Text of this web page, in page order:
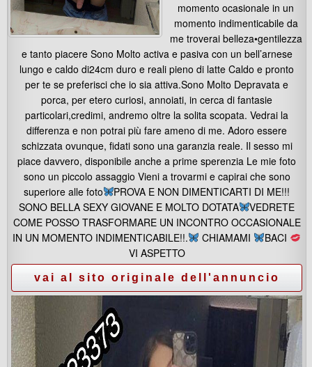
momento ocasionale in un
momento indimenticabile da
me troverai belleza•gentilezza
e tanto piacere Sono Molto activa e pasiva con un bell’arnese
lungo e caldo di24cm duro e reali pieno di latte Caldo e pronto
per te se preferisci che io sia attiva.Sono Molto Depravata e
porca, per etero curiosi, annoiati, in cerca di fantasie
particolari,credimi, andremo oltre la solita scopata. Vedrai la
differenza e non potrai più fare ameno di me. Adoro essere
schizzata ovunque, fidati sono una garanzia reale. Il sesso mi
piace davvero, disponibile anche a prime sperenzia Le mie foto
sono un piccolo assaggio Vieni a trovarmi e capirai che sono
superiore alle foto
PROVA E NON DIMENTICARTI DI ME!!!
SONO BELLA SEXY GIOVANE E MOLTO DOTATA
VEDRETE
COME POSSO TRASFORMARE UN INCONTRO OCCASIONALE
IN UN MOMENTO INDIMENTICABILE!!.
CHIAMAMI
BACI
VI ASPETTO